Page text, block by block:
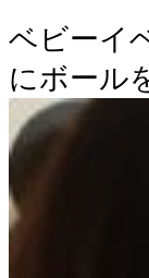
ベビーイ
にボール